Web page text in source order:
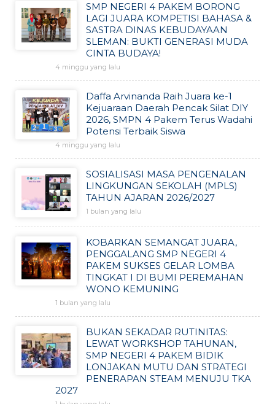
SMP NEGERI 4 PAKEM BORONG
LAGI JUARA KOMPETISI BAHASA &
SASTRA DINAS KEBUDAYAAN
SLEMAN: BUKTI GENERASI MUDA
CINTA BUDAYA!
4 minggu yang lalu
Daffa Arvinanda Raih Juara ke-1
Kejuaraan Daerah Pencak Silat DIY
2026, SMPN 4 Pakem Terus Wadahi
Potensi Terbaik Siswa
4 minggu yang lalu
SOSIALISASI MASA PENGENALAN
LINGKUNGAN SEKOLAH (MPLS)
TAHUN AJARAN 2026/2027
1 bulan yang lalu
KOBARKAN SEMANGAT JUARA,
PENGGALANG SMP NEGERI 4
PAKEM SUKSES GELAR LOMBA
TINGKAT I DI BUMI PEREMAHAN
WONO KEMUNING
1 bulan yang lalu
BUKAN SEKADAR RUTINITAS:
LEWAT WORKSHOP TAHUNAN,
SMP NEGERI 4 PAKEM BIDIK
LONJAKAN MUTU DAN STRATEGI
PENERAPAN STEAM MENUJU TKA
2027